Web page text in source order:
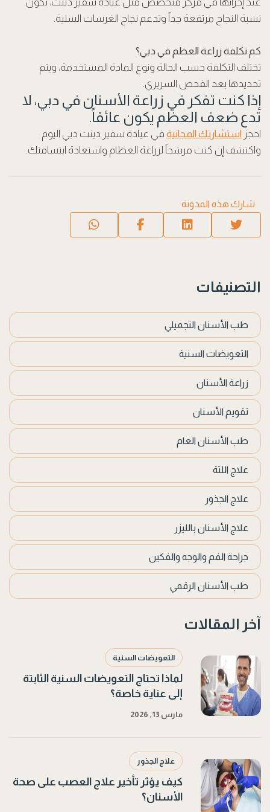
نسبة النجاح مرتفعة جداً وتدعم نجاح الغرسات السنية.
كم تكلفة زراعة العظم في دبي؟
تختلف التكلفة حسب الحالة ونوع المادة المستخدمة، ويتم
تحديدها بعد الفحص السريري.
إذا كنت تفكر في زراعة الأسنان في دبي، لا
تدع ضعف العظم يكون عائقاً.
احجز استشارتك المجانية في عيادة سفير دينت دبي اليوم
واكتشف إن كنت مرشحاً لزراعة العظام واستعادة ابتسامتك.
شارك هذه المدونة
التصنيفات
طب الأسنان التجميلي
التعويضات السنية
زراعة الأسنان
تقويم الأسنان
طب الأسنان العام
علاج اللثة
علاج الجذور
علاج الأسنان بالليزر
جراحة الفم والوجه والفكين
طب الأسنان الرقمي
آخر المقالات
التعويضات السنية
لماذا تحتاج التعويضات السنية الثابتة
إلى عناية خاصة؟
مارس 13, 2026
علاج الجذور
كيف يؤثر تأخير علاج العصب على صحة
الأسنان؟